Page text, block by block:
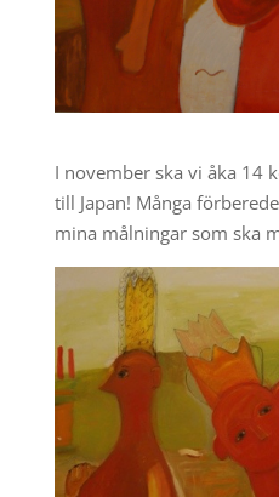
I november ska vi åka 14
till Japan! Många
mina målningar som ska